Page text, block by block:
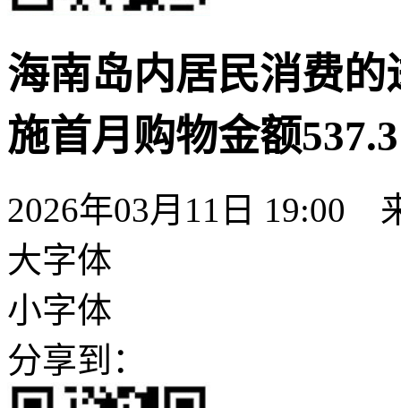
海南岛内居民消费
施首月购物金额
2026年03月11日 19:00
大字体
小字体
分享到：